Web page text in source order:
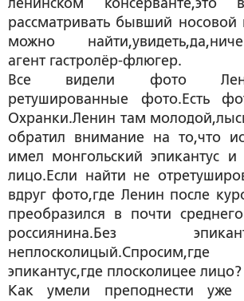
ленинском консерванте,это
рассматривать бывший носовой
можно
агент гастролёр-флюгер.
Все видели фото
ретушированные фото.Есть
Охранки.Ленин там
обратил внимание на то,что
имел монгольский эпикантус и
лицо.Если найти не
вдруг фото,где Ленин после
преобразился в почти
россиянина.Без
эпикантус,где плосколицее лицо?
Как умели преподнести